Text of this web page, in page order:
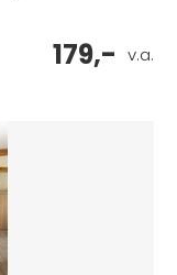
v.a.
179,-